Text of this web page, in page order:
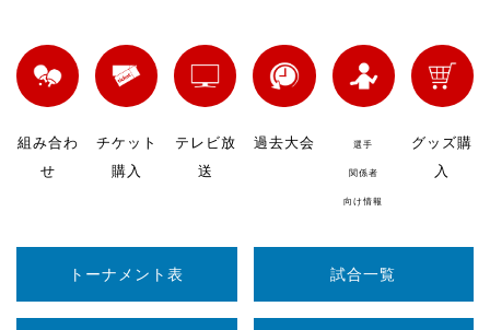
組み合わ
せ
チケット
購入
テレビ放
送
過去大会 選手
関係者
向け情報
グッズ購
入
トーナメント表 試合一覧